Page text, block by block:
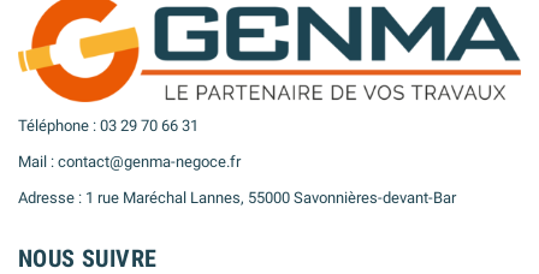
Téléphone : 03 29 70 66 31
Mail : contact@genma-negoce.fr
Adresse : 1 rue Maréchal Lannes, 55000 Savonnières-devant-Bar
NOUS SUIVRE